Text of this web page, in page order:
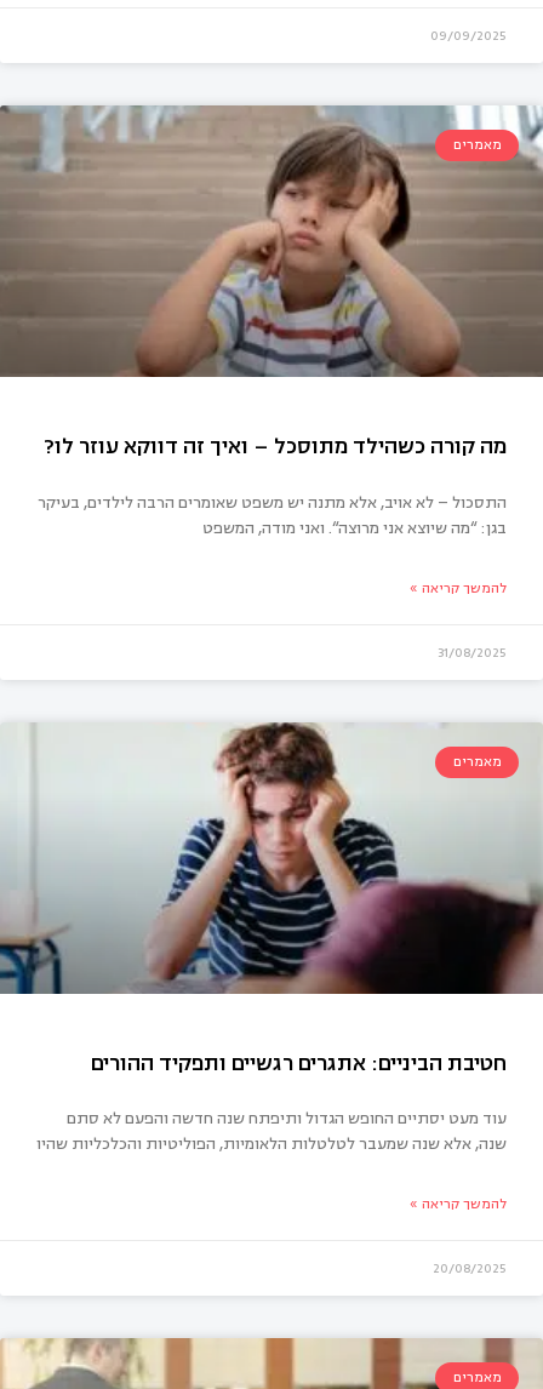
עם התנהגויות מפריעות אצל ילדים
09/09/2025
מאמרים
קורה כשהילד מתוסכל – ואיך זה דווקא עוזר לו?
התסכול – לא אויב, אלא מתנה יש משפט שאומרים הרבה לילדים, בעיקר
בגן: “מה שיוצא אני מרוצה“. ואני מודה, המשפט
להמשך קריאה »
31/08/2025
מאמרים
עוד מעט יסתיים החופש הגדול ותיפתח שנה חדשה והפעם לא סתם
שנה, אלא שנה שמעבר לטלטלות הלאומיות, הפוליטיות והכלכליות שהיו
להמשך קריאה »
20/08/2025
מאמרים